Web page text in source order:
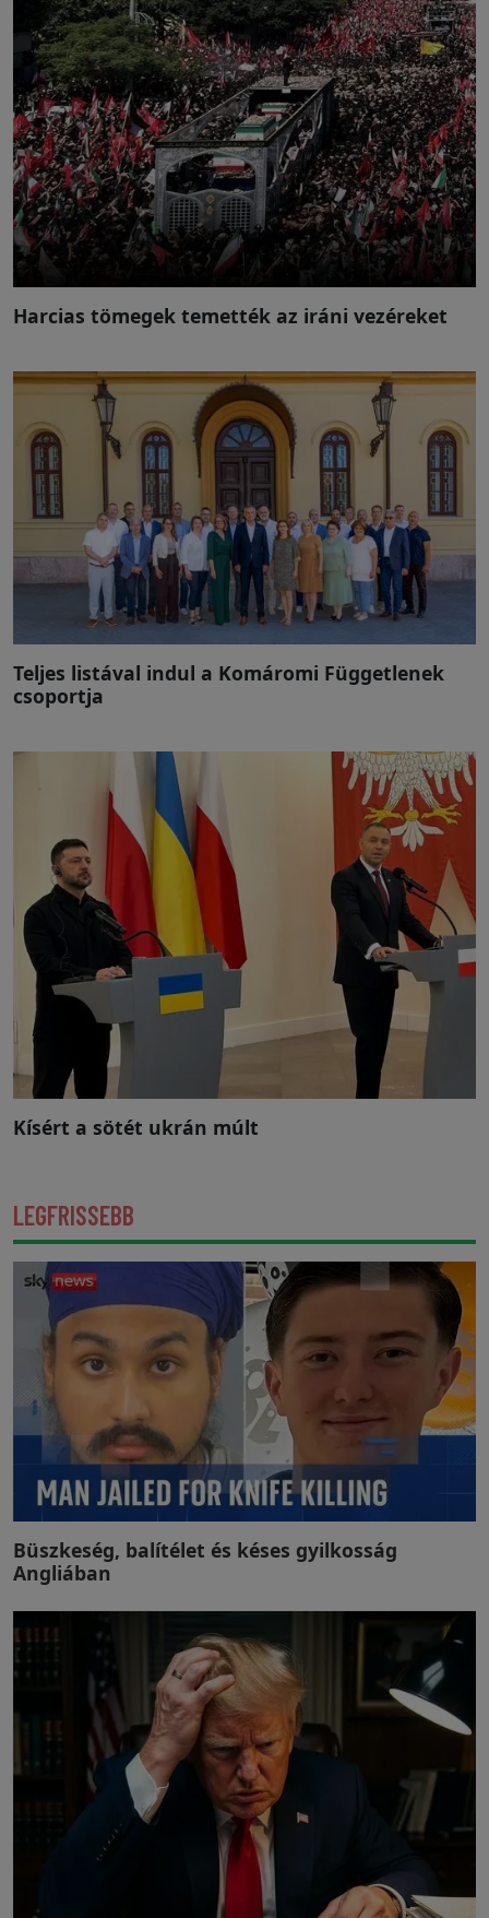
Harcias tömegek temették az iráni vezéreket
Teljes listával indul a Komáromi Függetlenek
csoportja
Kísért a sötét ukrán múlt
LEGFRISSEBB
Büszkeség, balítélet és késes gyilkosság
Angliában